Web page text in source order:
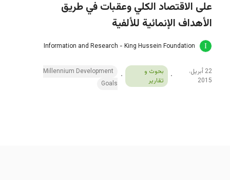
على الاقتصاد الكلي وعقبات في طريق
الأهداف الإنمائية للألفية
Information and Research - King Hussein Foundation
22 أبريل،
2015
بحوث و
تقارير
Millennium Development
Goals